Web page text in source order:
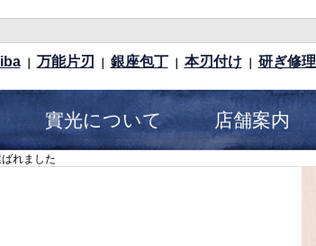
｜ 万能片刃 銀座包丁 本刃付け｜ 研ぎ修理
實光について 店舗案内
れました